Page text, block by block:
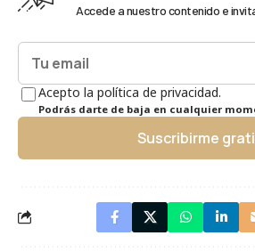
Accede a nuestro contenido e
Acepto la política de privacidad.
Podrás darte de baja en cualquier
Suscribirme